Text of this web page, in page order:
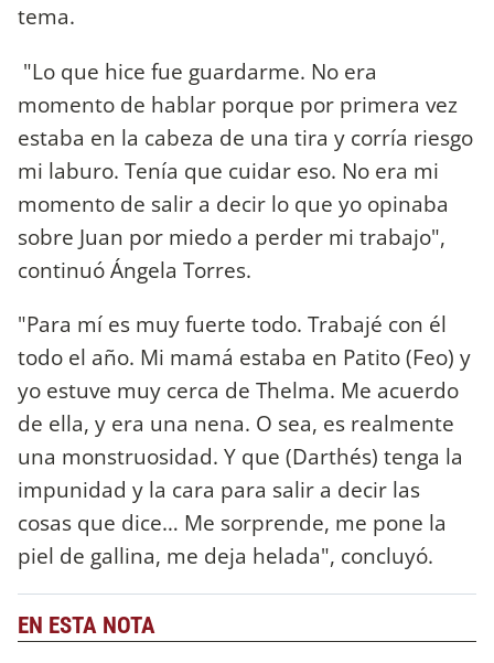
tema.
"Lo que hice fue guardarme. No era
momento de hablar porque por primera vez
estaba en la cabeza de una tira y corría riesgo
mi laburo. Tenía que cuidar eso. No era mi
momento de salir a decir lo que yo opinaba
sobre Juan por miedo a perder mi trabajo",
continuó Ángela Torres.
"Para mí es muy fuerte todo. Trabajé con él
todo el año. Mi mamá estaba en Patito (Feo) y
yo estuve muy cerca de Thelma. Me acuerdo
de ella, y era una nena. O sea, es realmente
una monstruosidad. Y que (Darthés) tenga la
impunidad y la cara para salir a decir las
cosas que dice… Me sorprende, me pone la
piel de gallina, me deja helada", concluyó.
EN ESTA NOTA